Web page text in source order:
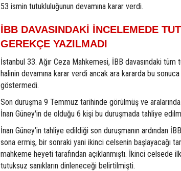
53 ismin tutukluluğunun devamına karar verdi.
İBB DAVASINDAKİ İNCELEMEDE
GEREKÇE YAZILMADI
İstanbul 33. Ağır Ceza Mahkemesi, İBB davasındaki tüm
halinin devamına karar verdi ancak ara kararda bu
göstermedi.
Son duruşma 9 Temmuz tarihinde görülmüş ve
İnan Güney'in de olduğu 6 kişi bu duruşmada tahliye
İnan Güney'in tahliye edildiği son duruşmanın ardından
sona ermiş, bir sonraki yani ikinci celsenin başlayacağı
mahkeme heyeti tarafından açıklanmıştı. İkinci celsede
tutuksuz sanıkların dinleneceği belirtilmişti.